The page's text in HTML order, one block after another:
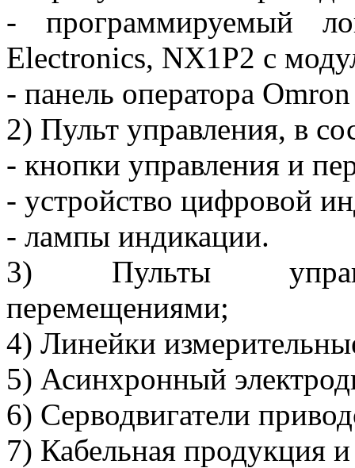
- программируемый
Electronics, NX1P2 с
- панель оператора
2) Пульт управления, в
- кнопки управления и
- устройство цифровой
- лампы индикации.
3) Пульты
перемещениями;
4) Линейки
5) Асинхронный
6) Серводвигатели
7) Кабельная продукция